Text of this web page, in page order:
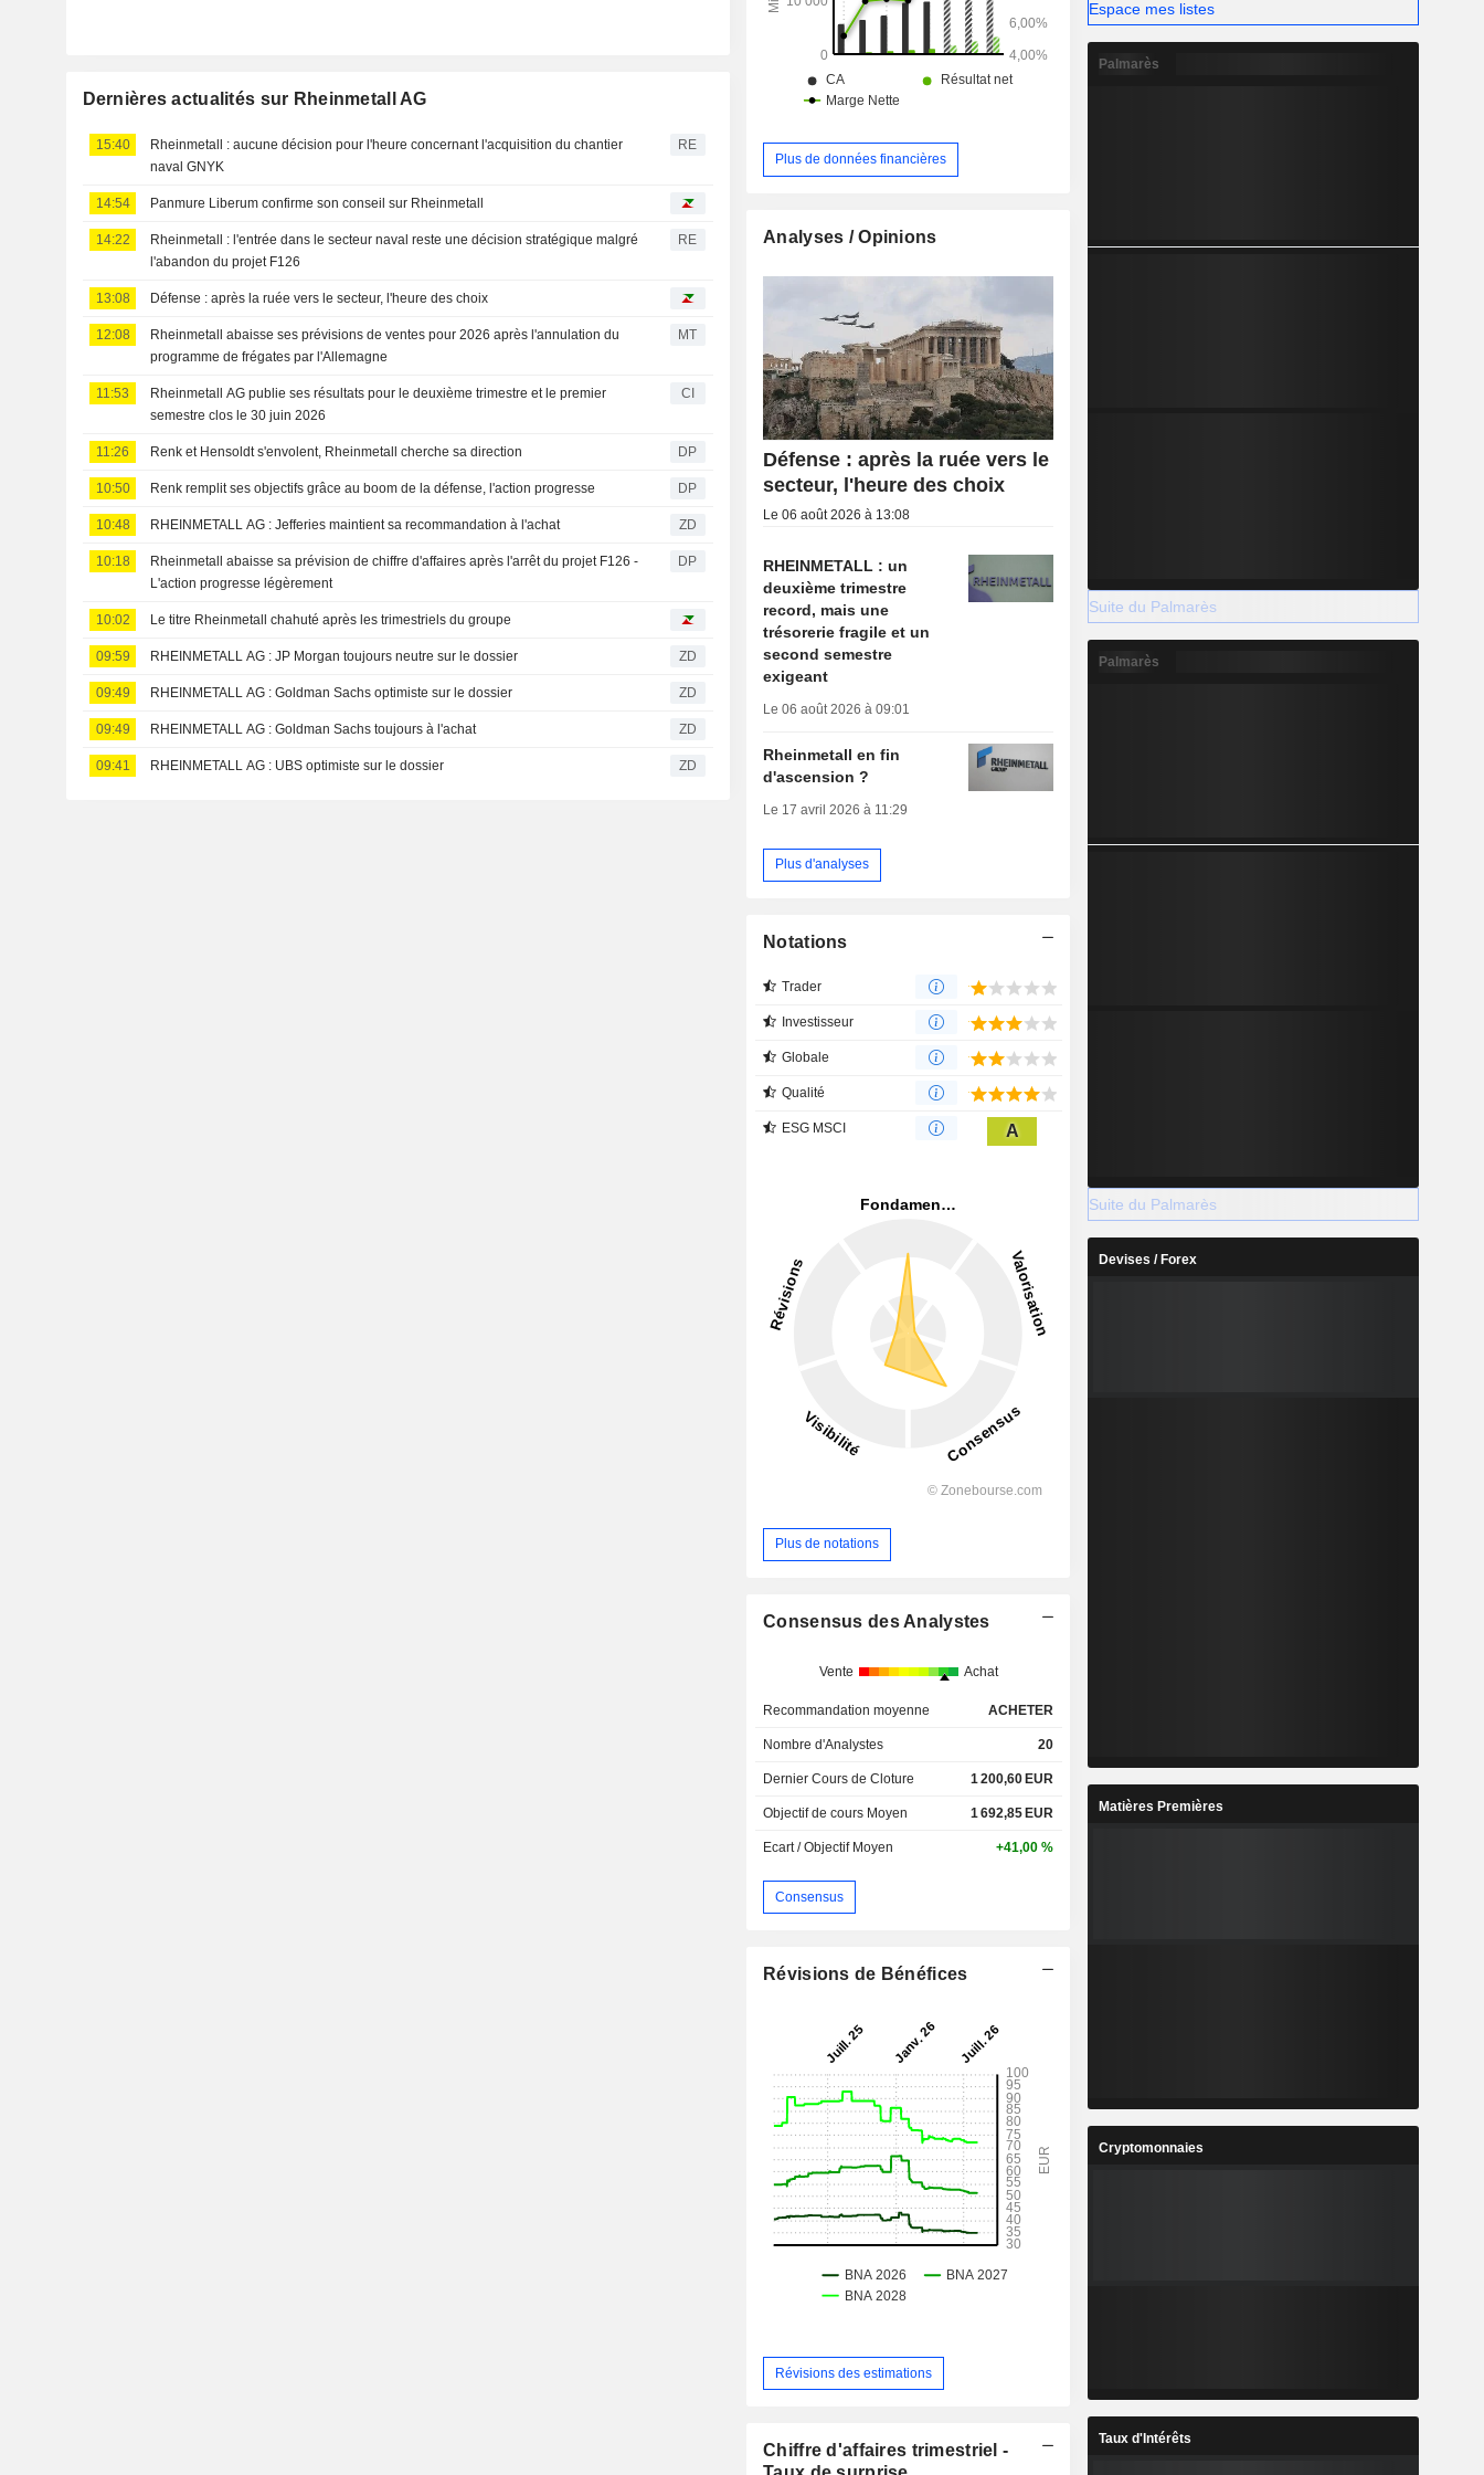
Dernières actualités sur Rheinmetall AG
15:40
Rheinmetall : aucune décision pour l'heure concernant l'acquisition du chantier
naval GNYK
RE
14:54 Panmure Liberum confirme son conseil sur Rheinmetall
14:22
Rheinmetall : l'entrée dans le secteur naval reste une décision stratégique malgré
l'abandon du projet F126
RE
13:08 Défense : après la ruée vers le secteur, l'heure des choix
12:08
Rheinmetall abaisse ses prévisions de ventes pour 2026 après l'annulation du
programme de frégates par l'Allemagne
MT
11:53
Rheinmetall AG publie ses résultats pour le deuxième trimestre et le premier
semestre clos le 30 juin 2026
CI
11:26 Renk et Hensoldt s'envolent, Rheinmetall cherche sa direction DP
10:50 Renk remplit ses objectifs grâce au boom de la défense, l'action progresse DP
10:48 RHEINMETALL AG : Jefferies maintient sa recommandation à l'achat ZD
10:18
Rheinmetall abaisse sa prévision de chiffre d'affaires après l'arrêt du projet F126 -
L'action progresse légèrement
DP
10:02 Le titre Rheinmetall chahuté après les trimestriels du groupe
09:59 RHEINMETALL AG : JP Morgan toujours neutre sur le dossier ZD
09:49 RHEINMETALL AG : Goldman Sachs optimiste sur le dossier ZD
09:49 RHEINMETALL AG : Goldman Sachs toujours à l'achat ZD
09:41 RHEINMETALL AG : UBS optimiste sur le dossier ZD
Plus de données financières
Analyses / Opinions
Défense : après la ruée vers le
secteur, l'heure des choix
Le 06 août 2026 à 13:08
RHEINMETALL : un
deuxième trimestre
record, mais une
trésorerie fragile et un
second semestre
exigeant
Le 06 août 2026 à 09:01
Rheinmetall en fin
d'ascension ?
Le 17 avril 2026 à 11:29
Plus d'analyses
Notations
Trader
Investisseur
Globale
Qualité
ESG MSCI A
Plus de notations
Consensus des Analystes
Vente Achat
Recommandation moyenne ACHETER
Nombre d'Analystes 20
Dernier Cours de Cloture 1 200,60 EUR
Objectif de cours Moyen 1 692,85 EUR
Ecart / Objectif Moyen +41,00 %
Consensus
Révisions de Bénéfices
Révisions des estimations
Chiffre d'affaires trimestriel -
Espace mes listes
Palmarès
Suite du Palmarès
Palmarès
Suite du Palmarès
Devises / Forex
Matières Premières
Cryptomonnaies
Taux d'Intérêts